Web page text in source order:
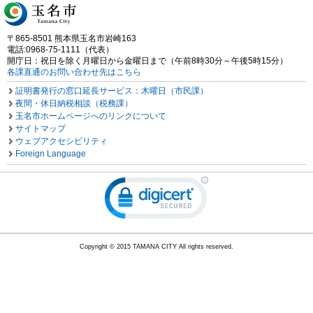
〒865-8501 熊本県玉名市岩崎163
電話:0968-75-1111（代表）
開庁日：祝日を除く月曜日から金曜日まで（午前8時30分～午後5時15分）
各課直通のお問い合わせ先はこちら
証明書発行の窓口延長サービス：木曜日（市民課）
夜間・休日納税相談（税務課）
玉名市ホームページへのリンクについて
サイトマップ
ウェブアクセシビリティ
Foreign Language
Copyright © 2015 TAMANA CITY All rights reserved.